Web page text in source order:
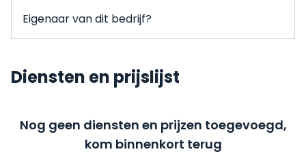
Eigenaar van dit bedrijf?
Diensten en prijslijst
Nog geen diensten en prijzen toegevoegd,
kom binnenkort terug